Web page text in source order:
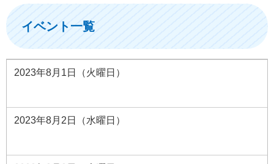
イベント一覧
2023年8月1日（火曜日）
2023年8月2日（水曜日）